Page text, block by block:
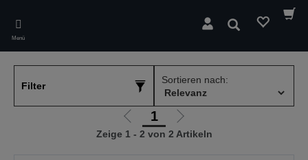
main
content
Menü
Suchen
Filter
Sortieren nach:
Zur
vorherigen
1
Zur
nächsten
Zeige 1 - 2 von 2 Artikeln